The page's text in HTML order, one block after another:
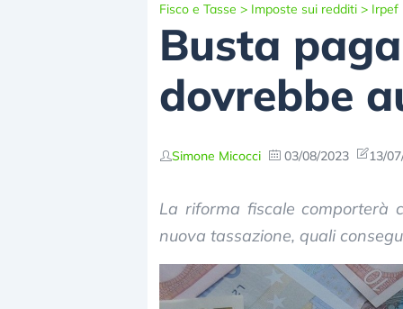
Fisco e Tasse > Imposte sui redditi > Irpef
Busta
dovrebbe
Simone Micocci 03/08/2023 13/
La riforma fiscale comporterà
nuova tassazione, quali